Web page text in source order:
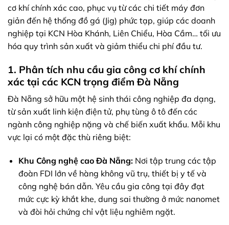
cơ khí chính xác cao, phục vụ từ các chi tiết máy đơn
giản đến hệ thống đồ gá (Jig) phức tạp, giúp các doanh
nghiệp tại KCN Hòa Khánh, Liên Chiểu, Hòa Cầm… tối ưu
hóa quy trình sản xuất và giảm thiểu chi phí đầu tư.
1. Phân tích nhu cầu gia công cơ khí chính
xác tại các KCN trọng điểm Đà Nẵng
Đà Nẵng sở hữu một hệ sinh thái công nghiệp đa dạng,
từ sản xuất linh kiện điện tử, phụ tùng ô tô đến các
ngành công nghiệp nặng và chế biến xuất khẩu. Mỗi khu
vực lại có một đặc thù riêng biệt:
Khu Công nghệ cao Đà Nẵng:Nơi tập trung các tập
đoàn FDI lớn về hàng không vũ trụ, thiết bị y tế và
công nghệ bán dẫn. Yêu cầu gia công tại đây đạt
mức cực kỳ khắt khe, dung sai thường ở mức nanomet
và đòi hỏi chứng chỉ vật liệu nghiêm ngặt.